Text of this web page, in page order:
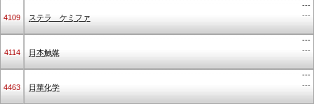
4109 ステラ ケミファ
---
---
4114 日本触媒
---
---
4463 日華化学
---
---